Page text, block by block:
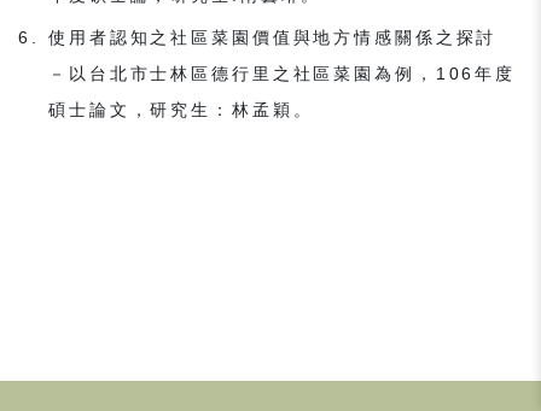
使用者認知之社區菜園價值與地方情感關係之探討
－以台北市士林區德行里之社區菜園為例，106年度
碩士論文，研究生：林孟穎。